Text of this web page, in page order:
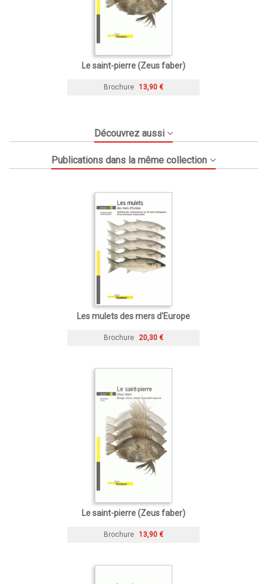
Le saint-pierre (Zeus faber)
Brochure 13,90 €
Découvrez aussi
Publications dans la même collection
Les mulets des mers d'Europe
Brochure 20,30 €
Le saint-pierre (Zeus faber)
Brochure 13,90 €